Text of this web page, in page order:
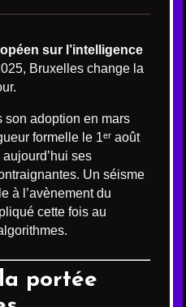
sur l’intelligence
Bruxelles change la
son adoption en mars
formelle le 1ᵉʳ août
ses
Un séisme
à l’avènement du
cette fois au
portée